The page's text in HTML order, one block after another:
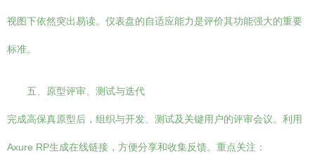
视图下依然突出易读。仪表盘的自适应能力是评价其功能强大的重要
标准。
五、原型评审、测试与迭代
完成高保真原型后，组织与开发、测试及关键用户的评审会议。利用
Axure RP生成在线链接，方便分享和收集反馈。重点关注：